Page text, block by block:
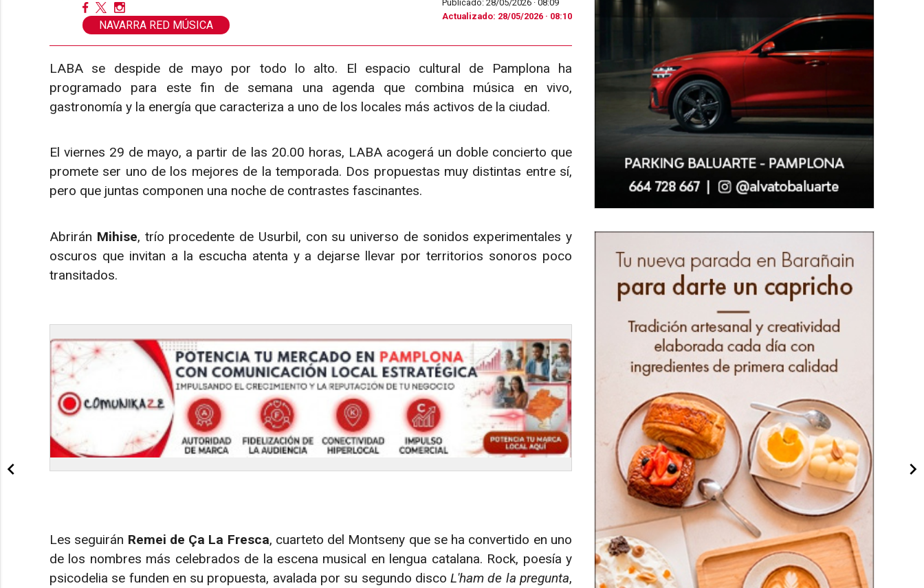
NAVARRA RED MÚSICA
Publicado: 28/05/2026 · 08:09
Actualizado: 28/05/2026 · 08:10
LABA se despide de mayo por todo lo alto. El espacio cultural de Pamplona ha
programado para este fin de semana una agenda que combina música en vivo,
gastronomía y la energía que caracteriza a uno de los locales más activos de la ciudad.
El viernes 29 de mayo, a partir de las 20.00 horas, LABA acogerá un doble concierto que
promete ser uno de los mejores de la temporada. Dos propuestas muy distintas entre sí,
pero que juntas componen una noche de contrastes fascinantes.
Abrirán Mihise, trío procedente de Usurbil, con su universo de sonidos experimentales y
oscuros que invitan a la escucha atenta y a dejarse llevar por territorios sonoros poco
transitados.
Les seguirán Remei de Ça La Fresca, cuarteto del Montseny que se ha convertido en uno
de los nombres más celebrados de la escena musical en lengua catalana. Rock, poesía y
psicodelia se funden en su propuesta, avalada por su segundo discoL'ham de la pregunta,